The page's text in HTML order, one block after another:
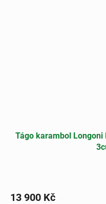
Tágo karambol Longoni
13 900 Kč